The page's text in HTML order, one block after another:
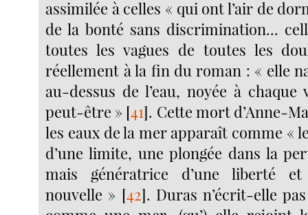
assimilée à celles « qui ont l’air de
de la bonté sans discrimination...
toutes les vagues de toutes les
réellement à la fin du roman : « elle
au-dessus de l’eau, noyée à chaque
peut-être » [41]. Cette mort d’Anne-
les eaux de la mer apparaît comme «
d’une limite, une plongée dans la
mais génératrice d’une liberté et
nouvelle » [42]. Duras n’écrit-elle